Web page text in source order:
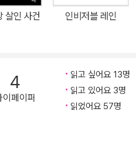
거리의 살인』 이후 수많은 작가들
어들었다. 그리고 지난 170여 년
발달하면서 밀실트릭을 구사하기
했습니다. 하지만 과학기술의 발
러 작품(수수께끼 풀이가 중심인
살인 사건 인비저블 레인
4
이페이퍼
읽고 싶어요 13명
읽고 있어요 3명
읽었어요 57명